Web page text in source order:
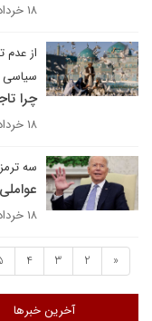
۱۸ خرداد ۱۴۰۱
از عدم
سیاسی
چرا
۱۸ خرداد ۱۴۰۱
سه
۱۸ خرداد ۱۴۰۱
«
2
3
4
آخرین خبرها